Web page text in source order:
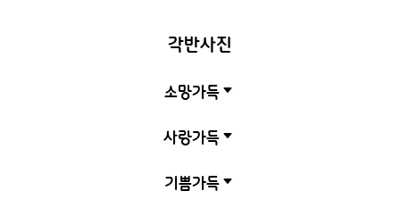
각반사진
소망가득C
사랑가득 C
기쁨가득C